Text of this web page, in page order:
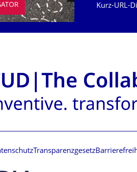
Kurz-URL-
Transparenzgesetz